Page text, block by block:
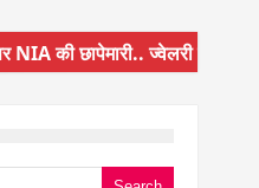
की छापेमारी.. ज्वेलरी शॉप और गन
दो अफसर घूस लेते गिरफ्तार